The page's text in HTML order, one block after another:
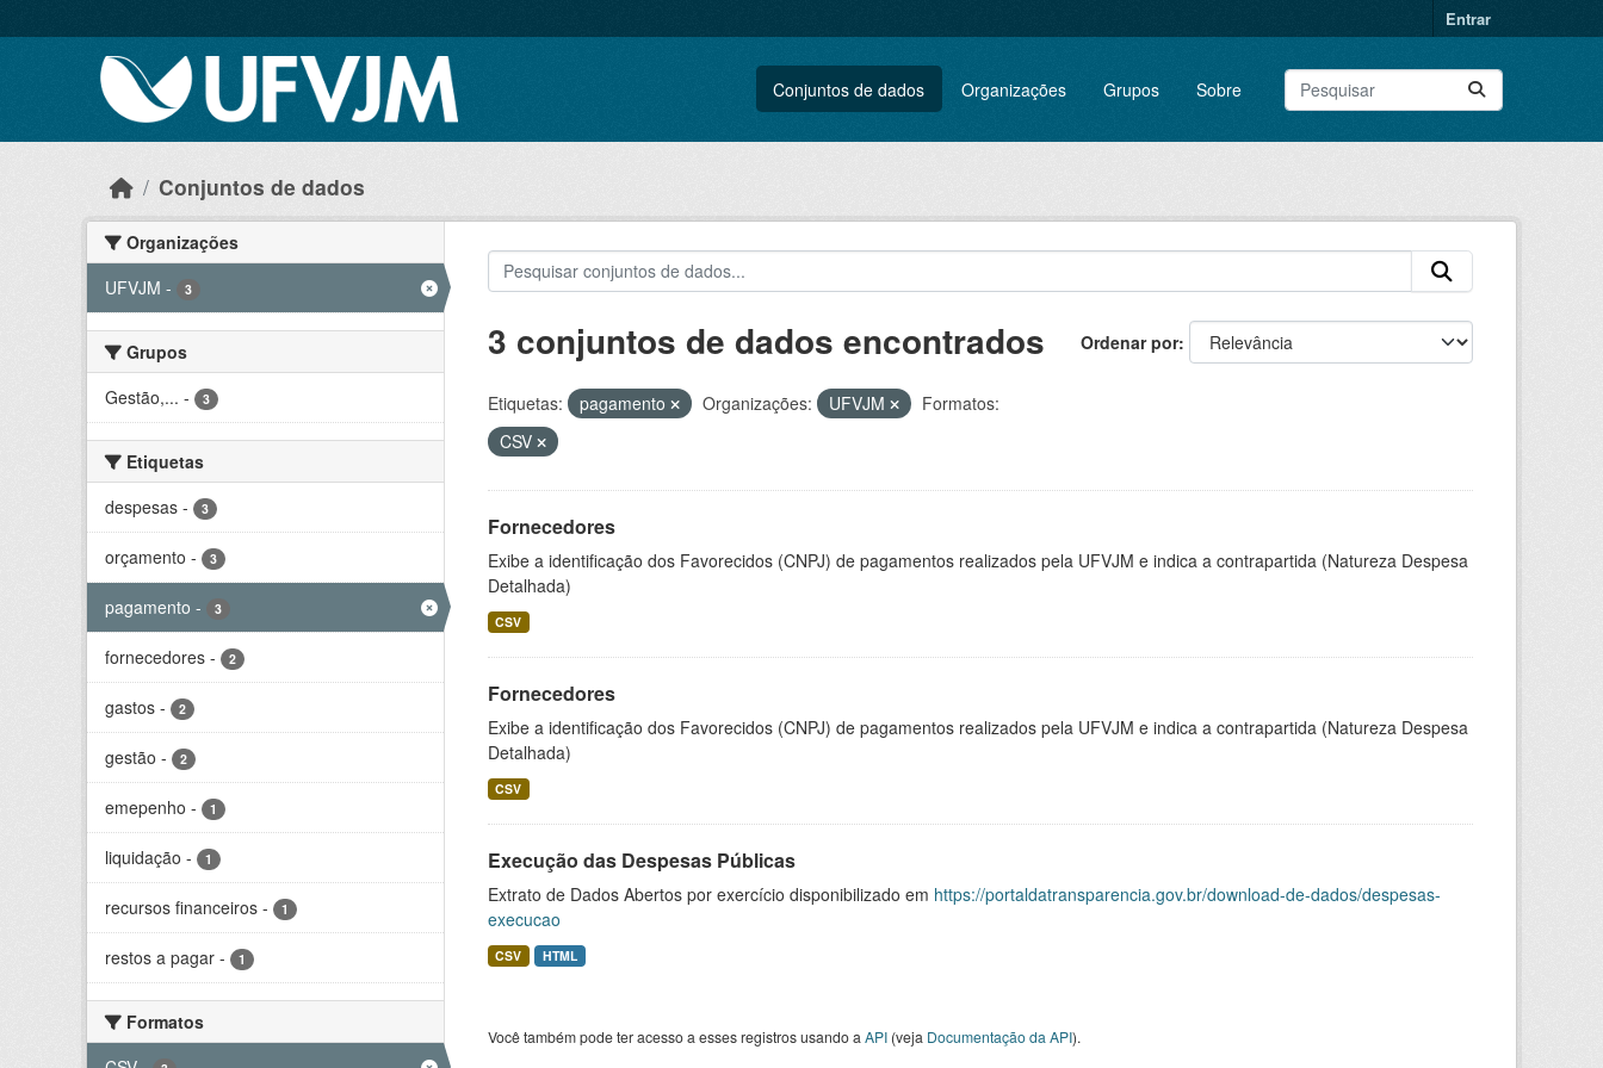
Entrar
Conjuntos de dados Organizações Grupos Sobre
Conjuntos de dados
Organizações
UFVJM - 3
Grupos
Gestão,... - 3
Etiquetas
despesas - 3
orçamento - 3
pagamento - 3
fornecedores - 2
gastos - 2
gestão - 2
emepenho - 1
liquidação - 1
recursos financeiros - 1
restos a pagar - 1
Formatos
Ordenar por
3 conjuntos de dados encontrados
Etiquetas: pagamento Organizações: UFVJM
Formatos:
CSV
Fornecedores
Exibe a identificação dos Favorecidos (CNPJ) de pagamentos realizados pela UFVJM e indica a contrapartida (Natureza Despesa
Detalhada)
CSV
Fornecedores
Exibe a identificação dos Favorecidos (CNPJ) de pagamentos realizados pela UFVJM e indica a contrapartida (Natureza Despesa
Detalhada)
CSV
Execução das Despesas Públicas
Extrato de Dados Abertos por exercício disponibilizado em https://portaldatransparencia.gov.br/download-de-dados/despesas-
execucao
CSV HTML
Você também pode ter acesso a esses registros usando a API(veja Documentação da API).